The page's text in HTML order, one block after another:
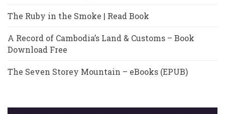
The Ruby in the Smoke | Read Book
A Record of Cambodia’s Land & Customs – Book
Download Free
The Seven Storey Mountain – eBooks (EPUB)